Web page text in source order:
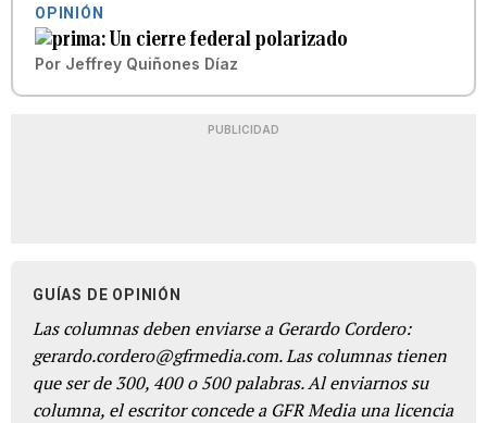
OPINIÓN
Un cierre federal polarizado
Por Jeffrey Quiñones Díaz
PUBLICIDAD
GUÍAS DE OPINIÓN
Las columnas deben enviarse a Gerardo Cordero:
gerardo.cordero@gfrmedia.com. Las columnas tienen
que ser de 300, 400 o 500 palabras. Al enviarnos su
columna, el escritor concede a GFR Media una licencia